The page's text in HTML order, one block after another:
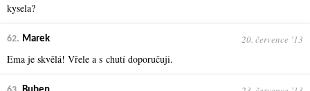
kysela?
62. Marek 20. července ʼ13
Ema je skvělá! Vřele a s chutí doporučuji.